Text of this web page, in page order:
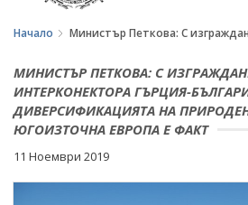
Начало Министър Петкова: С
МИНИСТЪР ПЕТКОВА: С
ИНТЕРКОНЕКТОРА ГЪРЦИЯ-
ДИВЕРСИФИКАЦИЯТА НА
ЮГОИЗТОЧНА ЕВРОПА Е ФАКТ
11 Ноември 2019